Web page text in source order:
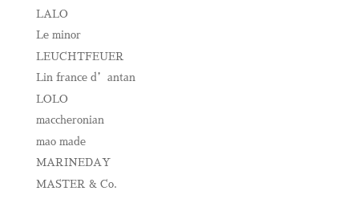
LALO
Le minor
LEUCHTFEUER
Lin france d’antan
LOLO
maccheronian
mao made
MARINEDAY
MASTER & Co.